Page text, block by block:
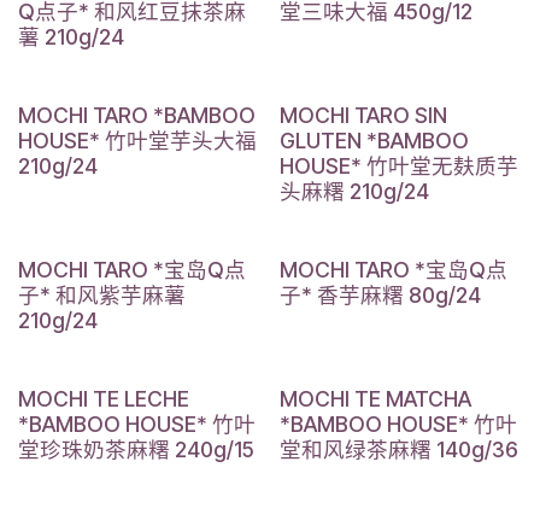
Q点子* 和风红豆抹茶麻
薯 210g/24
堂三味大福 450g/12
MOCHI TARO *BAMBOO
HOUSE* 竹叶堂芋头大福
210g/24
MOCHI TARO SIN
GLUTEN *BAMBOO
HOUSE* 竹叶堂无麸质芋
头麻糬 210g/24
MOCHI TARO *宝岛Q点
子* 和风紫芋麻薯
210g/24
MOCHI TARO *宝岛Q点
子* 香芋麻糬 80g/24
MOCHI TE LECHE
*BAMBOO HOUSE* 竹叶
堂珍珠奶茶麻糬 240g/15
MOCHI TE MATCHA
*BAMBOO HOUSE* 竹叶
堂和风绿茶麻糬 140g/36